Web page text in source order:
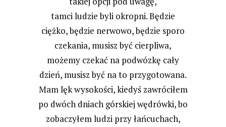
tamci ludzie byli okropni. Będzie
ciężko, będzie nerwowo, będzie sporo
czekania, musisz być cierpliwa,
możemy czekać na podwózkę cały
dzień, musisz być na to przygotowana.
Mam lęk wysokości, kiedyś zawróciłem
po dwóch dniach górskiej wędrówki, bo
zobaczyłem ludzi przy łańcuchach,